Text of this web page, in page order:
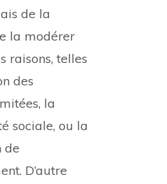
de la
la modérer
raisons, telles
des
la
sociale, ou la
de
D’autre